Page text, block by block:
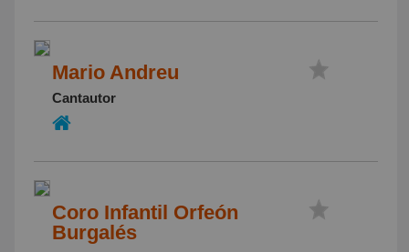
Mario Andreu
Cantautor
Coro Infantil Orfeón
Burgalés